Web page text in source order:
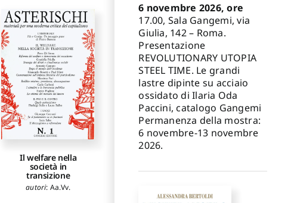
Il welfare nella
società in
transizione
autori: Aa.Vv.
6 novembre 2026, ore
17.00, Sala Gangemi, via
Giulia, 142 – Roma.
Presentazione
REVOLUTIONARY UTOPIA
STEEL TIME. Le grandi
lastre dipinte su acciaio
ossidato di Ilaria Oda
Paccini, catalogo Gangemi
Permanenza della mostra:
6 novembre-13 novembre
2026.